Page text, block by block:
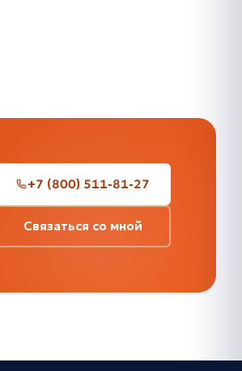
+7 (800) 511-81-27
Связаться со мной